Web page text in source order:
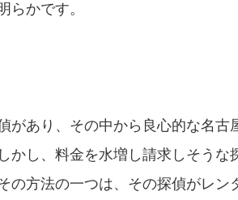
らかです。
があり、その中から良心的な名
かし、料金を水増し請求しそうな
の方法の一つは、その探偵がレ